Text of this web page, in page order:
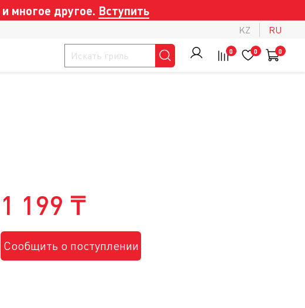
многое другое. Вступить
KZ RU
0 0 0
1 199 ₸
Сообщить о поступлении